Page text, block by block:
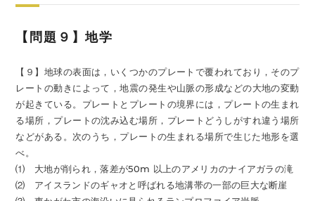
【問題９】地学
【９】地球の表面は，いくつかのプレートで覆われており，そのプ
レートの動きによって，地震の発生や山脈の形成などの大地の変動
が起きている。プレートとプレートの境界には，プレートの生まれ
る場所，プレートの沈み込む場所，プレートどうしがすれ違う場所
などがある。次のうち，プレートの生まれる場所で生じた地形を選
べ。
⑴ 大地が削られ，落差が50m 以上のアメリカのナイアガラの滝
⑵ アイスランドのギャオと呼ばれる地溝帯の一部の巨大な断崖